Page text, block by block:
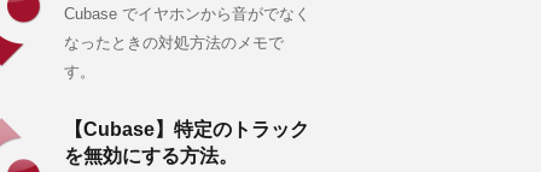
Cubase でイヤホンから音がでなく
なったときの対処方法のメモで
す。
【Cubase】特定のトラック
を無効にする方法。